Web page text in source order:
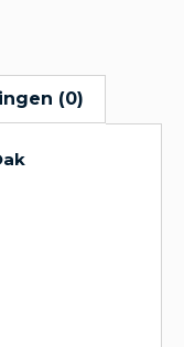
(0)